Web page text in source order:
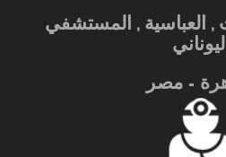
, العباسية , المستشفي
– مصر